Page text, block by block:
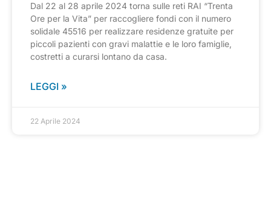
Dal 22 al 28 aprile 2024 torna sulle reti RAI “Trenta
Ore per la Vita” per raccogliere fondi con il numero
solidale 45516 per realizzare residenze gratuite per
piccoli pazienti con gravi malattie e le loro famiglie,
costretti a curarsi lontano da casa.
LEGGI »
22 Aprile 2024